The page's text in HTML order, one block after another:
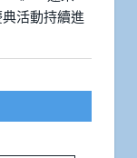
活動持續進